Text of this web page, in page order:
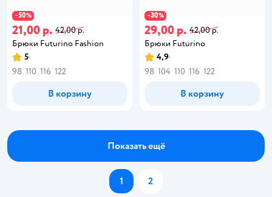
−50%
21,00 р. 42,00 р.
Брюки Futurino Fashion
5
98 110 116 122
В корзину
−30%
29,00 р. 42,00 р.
Брюки Futurino
4,9
98 104 110 116 122
В корзину
Показать ещё
1 2